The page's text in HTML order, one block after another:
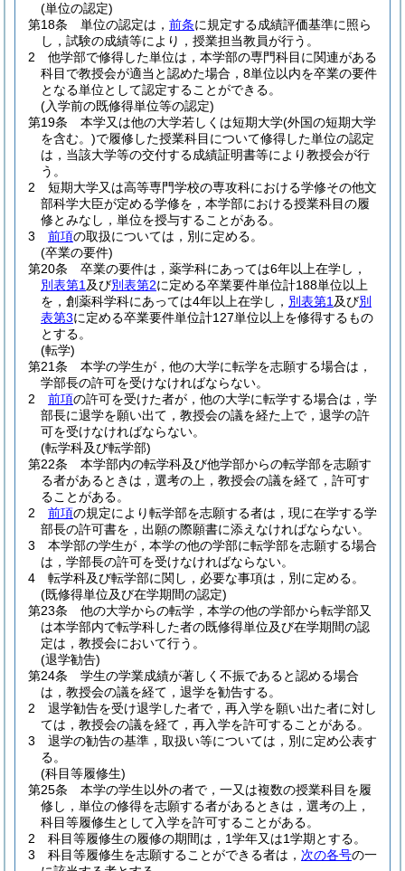
(単位の認定)
第18条
単位の認定は， 前条に規定する成績評価基準に照ら
し，試験の成績等により，授業担当教員が行う。
2
他学部で修得した単位は，本学部の専門科目に関連がある
科目で教授会が適当と認めた場合，8単位以内を卒業の要件
となる単位として認定することができる。
(入学前の既修得単位等の認定)
第19条
本学又は他の大学若しくは短期大学(外国の短期大学
を含む。)で履修した授業科目について修得した単位の認定
は，当該大学等の交付する成績証明書等により教授会が行
う。
2
短期大学又は高等専門学校の専攻科における学修その他文
部科学大臣が定める学修を，本学部における授業科目の履
修とみなし，単位を授与することがある。
3
前項の取扱については，別に定める。
(卒業の要件)
第20条
卒業の要件は，薬学科にあっては6年以上在学し，
別表第1 及び別表第2に定める卒業要件単位計188単位以上
を，創薬科学科にあっては4年以上在学し， 別表第1 及び別
表第3に定める卒業要件単位計127単位以上を修得するもの
とする。
(転学)
第21条
本学の学生が，他の大学に転学を志願する場合は，
学部長の許可を受けなければならない。
2
前項の許可を受けた者が，他の大学に転学する場合は，学
部長に退学を願い出て，教授会の議を経た上で，退学の許
可を受けなければならない。
(転学科及び転学部)
第22条
本学部内の転学科及び他学部からの転学部を志願す
る者があるときは，選考の上，教授会の議を経て，許可す
ることがある。
2
前項の規定により転学部を志願する者は，現に在学する学
部長の許可書を，出願の際願書に添えなければならない。
3
本学部の学生が，本学の他の学部に転学部を志願する場合
は，学部長の許可を受けなければならない。
4
転学科及び転学部に関し，必要な事項は，別に定める。
(既修得単位及び在学期間の認定)
第23条
他の大学からの転学，本学の他の学部から転学部又
は本学部内で転学科した者の既修得単位及び在学期間の認
定は，教授会において行う。
(退学勧告)
第24条
学生の学業成績が著しく不振であると認める場合
は，教授会の議を経て，退学を勧告する。
2
退学勧告を受け退学した者で，再入学を願い出た者に対し
ては，教授会の議を経て，再入学を許可することがある。
3
退学の勧告の基準，取扱い等については，別に定め公表す
る。
(科目等履修生)
第25条
本学の学生以外の者で，一又は複数の授業科目を履
修し，単位の修得を志願する者があるときは，選考の上，
科目等履修生として入学を許可することがある。
2
科目等履修生の履修の期間は，1学年又は1学期とする。
3
科目等履修生を志願することができる者は， 次の各号の一